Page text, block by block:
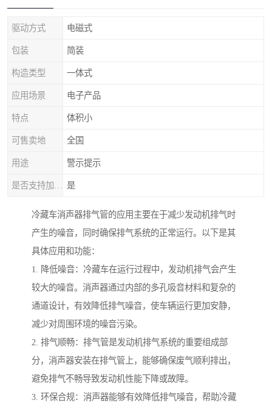
驱动方式 电磁式
包装 简装
构造类型 一体式
应用场景 电子产品
特点 体积小
可售卖地 全国
用途 警示提示
是
冷藏车消声器排气管的应用主要在于减少发动机排气时
产生的噪音，同时确保排气系统的正常运行。以下是其
具体应用和功能：
1. 降低噪音：冷藏车在运行过程中，发动机排气会产生
较大的噪音。消声器通过内部的多孔吸音材料和复杂的
通道设计，有效降低排气噪音，使车辆运行更加安静，
减少对周围环境的噪音污染。
2. 排气顺畅：排气管是发动机排气系统的重要组成部
分，消声器安装在排气管上，能够确保废气顺利排出，
避免排气不畅导致发动机性能下降或故障。
3. 环保合规：消声器能够有效降低排气噪音，帮助冷藏